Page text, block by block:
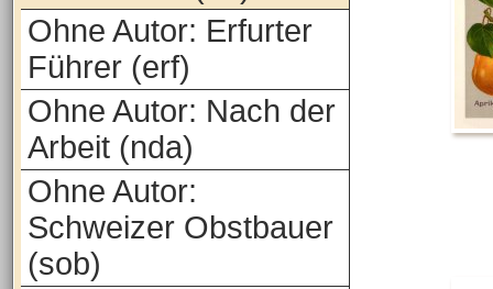
Ohne Autor: Erfurter
Führer (erf)
Ohne Autor: Nach der
Arbeit (nda)
Ohne Autor:
Schweizer Obstbauer
(sob)